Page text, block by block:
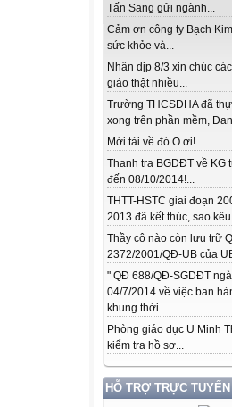
Tấn Sang gửi ngành...
Cảm ơn công ty Bạch
sức khỏe và...
Nhân dịp 8/3 xin chúc
giáo thật nhiều...
Trường THCSĐHA đã
xong trên phần mềm,
Mới tải về đó O ơi!...
Thanh tra BGDĐT về KG
đến 08/10/2014!...
THTT-HSTC giai đoạn
2013 đã kết thúc, sao
Thầy cô nào còn lưu trữ
2372/2001/QĐ-UB của
" QĐ 688/QĐ-SGDĐT
04/7/2014 về việc ban
khung thời...
Phòng giáo dục U Minh
kiểm tra hồ sơ...
HỖ TRỢ TRỰC TUYẾN